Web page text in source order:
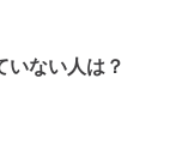
いない人は？